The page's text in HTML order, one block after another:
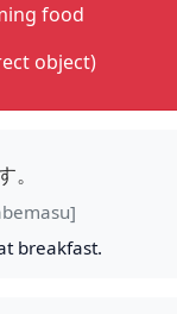
food
object)
。
breakfast.